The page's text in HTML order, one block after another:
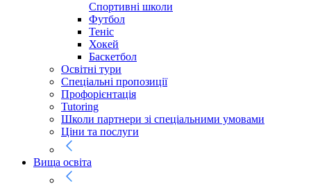
Спортивні школи
Футбол
Теніс
Хокей
Баскетбол
Освітні тури
Спеціальні пропозиції
Профорієнтація
Tutoring
Школи партнери зі спеціальними умовами
Ціни та послуги
Вища освіта